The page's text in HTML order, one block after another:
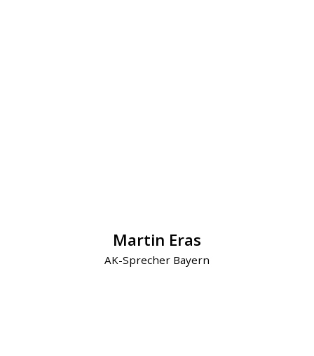
Martin Eras
AK-Sprecher Bayern